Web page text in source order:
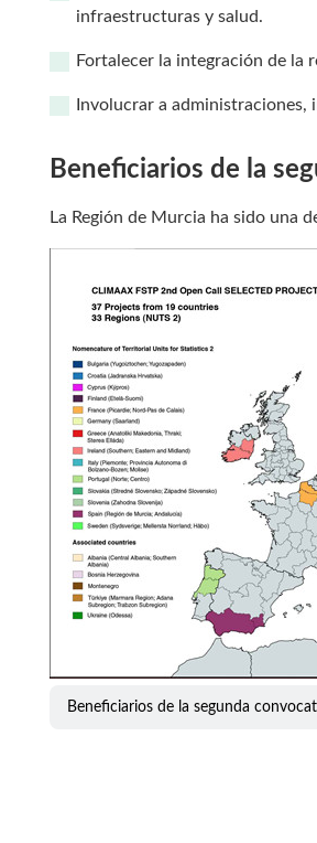
infraestructuras y salud.
Fortalecer la integración de la
Involucrar a
Beneficiarios de la
La Región de Murcia ha sido una
Beneficiarios de la segunda